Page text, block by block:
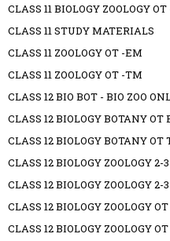
CLASS 11 BIOLOGY ZOOLOGY
CLASS 11 STUDY MATERIALS
CLASS 11 ZOOLOGY OT -EM
CLASS 11 ZOOLOGY OT -TM
CLASS 12 BIO BOT - BIO ZOO
CLASS 12 BIOLOGY BOTANY OT
CLASS 12 BIOLOGY BOTANY OT
CLASS 12 BIOLOGY ZOOLOGY 2-
CLASS 12 BIOLOGY ZOOLOGY 2-
CLASS 12 BIOLOGY ZOOLOGY
CLASS 12 BIOLOGY ZOOLOGY